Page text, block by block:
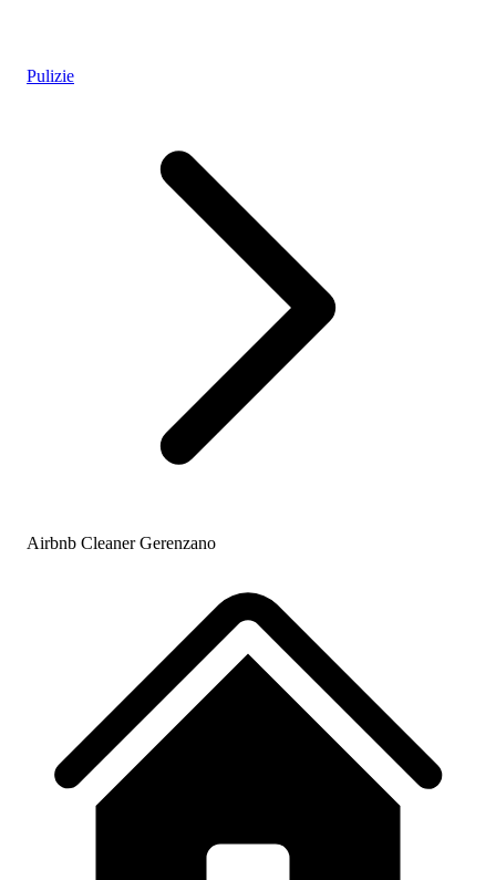
Pulizie
Airbnb Cleaner Gerenzano